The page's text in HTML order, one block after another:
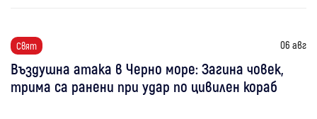
Свят 06 авг
Въздушна атака в Черно море: Загина човек,
трима са ранени при удар по цивилен кораб